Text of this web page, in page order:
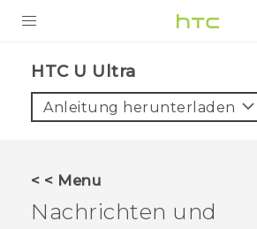
VIVE
HTC U Ultra‎
Anleitung herunterladen
< < Menu
Nachrichten und